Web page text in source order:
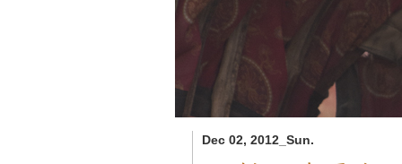
Dec 02, 2012_Sun.